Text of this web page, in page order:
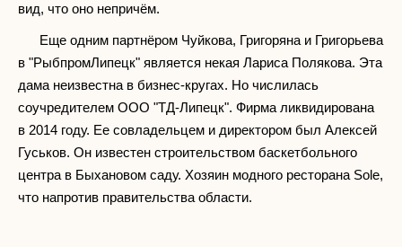
вид, что оно непричём.
Еще одним партнёром Чуйкова, Григоряна и Григорьева
в "РыбпромЛипецк" является некая Лариса Полякова. Эта
дама неизвестна в бизнес-кругах. Но числилась
соучредителем ООО "ТД-Липецк". Фирма ликвидирована
в 2014 году. Ее совладельцем и директором был Алексей
Гуськов. Он известен строительством баскетбольного
центра в Быхановом саду. Хозяин модного ресторана Sole,
что напротив правительства области.